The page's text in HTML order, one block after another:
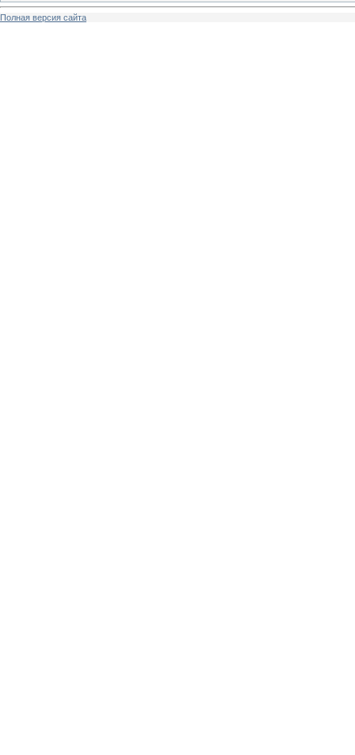
Полная версия сайта